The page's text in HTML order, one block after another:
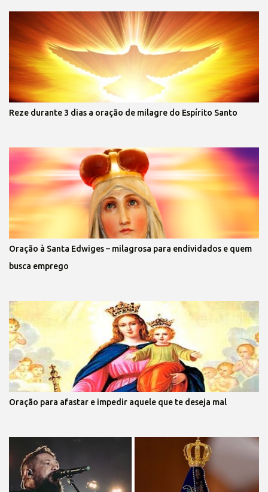
Reze durante 3 dias a oração de milagre do Espírito Santo
Oração à Santa Edwiges – milagrosa para endividados e quem
busca emprego
Oração para afastar e impedir aquele que te deseja mal